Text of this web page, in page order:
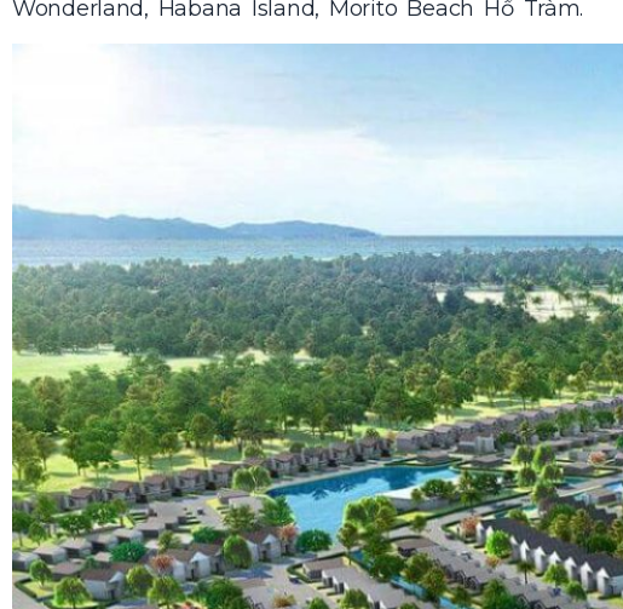
Wonderland, Habana Island, Morito Beach Hồ Tràm.